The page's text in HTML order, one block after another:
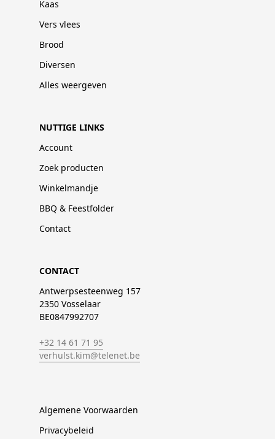
Kaas
Vers vlees
Brood
Diversen
Alles weergeven
NUTTIGE LINKS
Account
Zoek producten
Winkelmandje
BBQ & Feestfolder
Contact
CONTACT
Antwerpsesteenweg 157
2350 Vosselaar
BE0847992707
+32 14 61 71 95
verhulst.kim@telenet.be
Algemene Voorwaarden
Privacybeleid